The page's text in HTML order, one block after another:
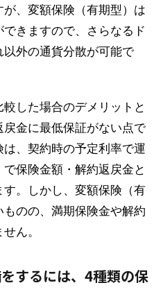
、変額保険（有期型）は
きますので、さらなるド
外の通貨分散が可能で
較した場合のデメリットと
金に最低保証がない点で
、契約時の予定利率で運
保険金額・解約返戻金と
。しかし、変額保険（有
のの、満期保険金や解約
ん。
するには、4種類の保